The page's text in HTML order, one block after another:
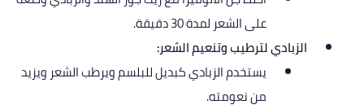
على الشعر لمدة 30 دقيقة.
الزبادي لترطيب وتنعيم الشعر:
يستخدم الزبادي كبديل للبلسم ويرطب الشعر ويزيد
من نعومته.